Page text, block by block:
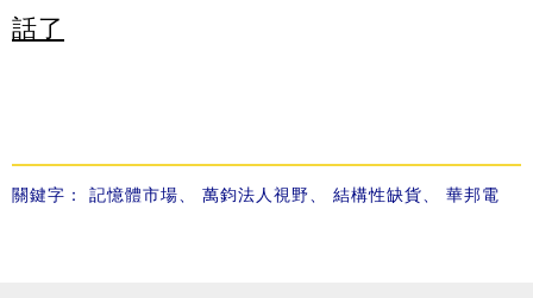
話了
關鍵字： 記憶體市場、 萬鈞法人視野、 結構性缺貨、 華邦電